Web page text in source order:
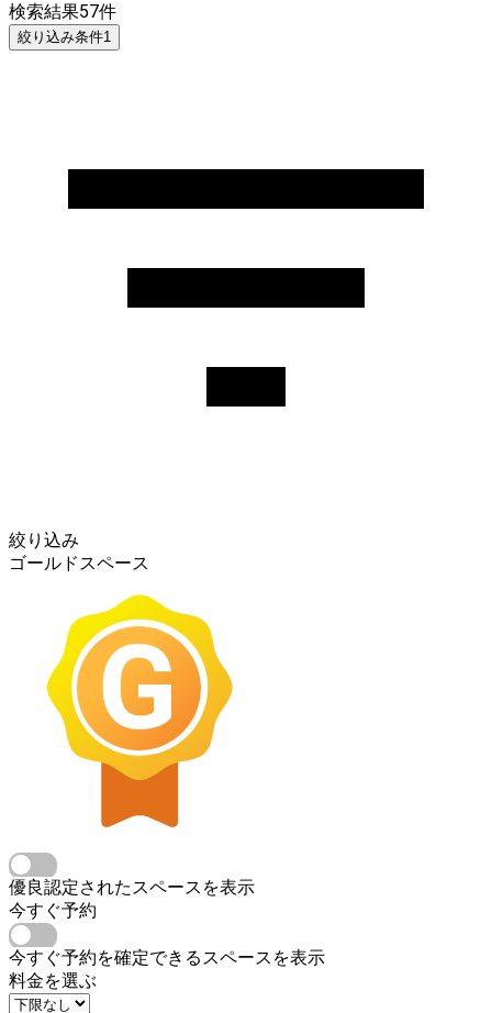
検索結果57件
絞り込み条件1
絞り込み
ゴールドスペース
優良認定されたスペースを表示
今すぐ予約
今すぐ予約を確定できるスペースを表示
料金を選ぶ